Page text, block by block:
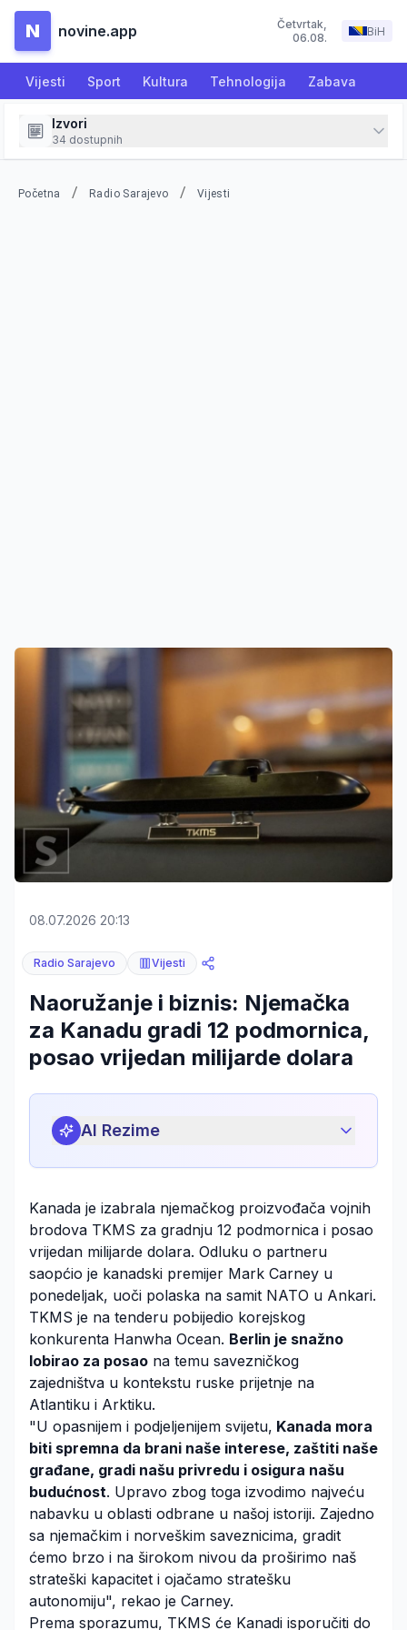
N novine.app Četvrtak,
06.08.
BiH
Vijesti Sport Kultura Tehnologija Zabava
Izvori
34 dostupnih
Početna / Radio Sarajevo / Vijesti
08.07.2026 20:13
Radio Sarajevo Vijesti
Naoružanje i biznis: Njemačka
za Kanadu gradi 12 podmornica,
posao vrijedan milijarde dolara
AI Rezime
Kanada je izabrala njemačkog proizvođača vojnih
brodova TKMS za gradnju 12 podmornica i posao
vrijedan milijarde dolara. Odluku o partneru
saopćio je kanadski premijer Mark Carney u
ponedeljak, uoči polaska na samit NATO u Ankari.
TKMS je na tenderu pobijedio korejskog
konkurenta Hanwha Ocean. Berlin je snažno
lobirao za posao na temu savezničkog
zajedništva u kontekstu ruske prijetnje na
Atlantiku i Arktiku.
"U opasnijem i podjeljenijem svijetu, Kanada mora
biti spremna da brani naše interese, zaštiti naše
građane, gradi našu privredu i osigura našu
budućnost. Upravo zbog toga izvodimo najveću
nabavku u oblasti odbrane u našoj istoriji. Zajedno
sa njemačkim i norveškim saveznicima, gradit
ćemo brzo i na širokom nivou da proširimo naš
strateški kapacitet i ojačamo stratešku
autonomiju", rekao je Carney.
Prema sporazumu, TKMS će Kanadi isporučiti do